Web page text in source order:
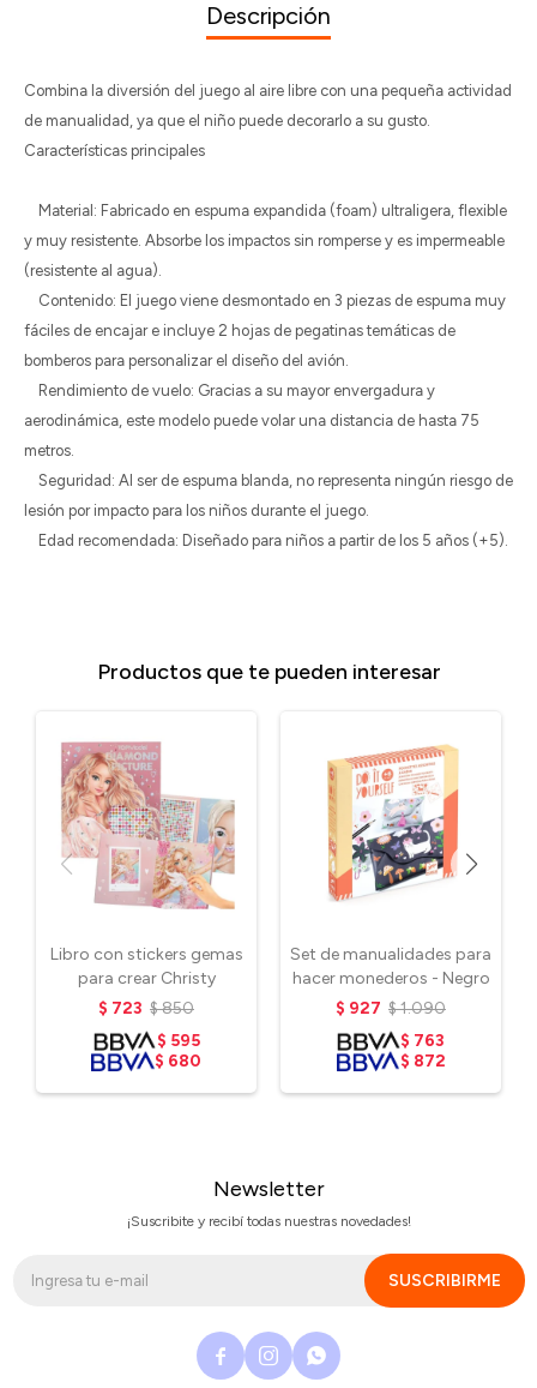
Descripción
Combina la diversión del juego al aire libre con una pequeña actividad
de manualidad, ya que el niño puede decorarlo a su gusto.
Características principales
Material: Fabricado en espuma expandida (foam) ultraligera, flexible
y muy resistente. Absorbe los impactos sin romperse y es impermeable
(resistente al agua).
Contenido: El juego viene desmontado en 3 piezas de espuma muy
fáciles de encajar e incluye 2 hojas de pegatinas temáticas de
bomberos para personalizar el diseño del avión.
Rendimiento de vuelo: Gracias a su mayor envergadura y
aerodinámica, este modelo puede volar una distancia de hasta 75
metros.
Seguridad: Al ser de espuma blanda, no representa ningún riesgo de
lesión por impacto para los niños durante el juego.
Edad recomendada: Diseñado para niños a partir de los 5 años (+5).
Productos que te pueden interesar
Libro con stickers gemas
para crear Christy
$ 723 $850
$ 595
$ 680
Set de manualidades para
hacer monederos - Negro
$ 927 $1.090
$ 763
$ 872
Newsletter
¡Suscribite y recibí todas nuestras novedades!
SUSCRIBIRME
  